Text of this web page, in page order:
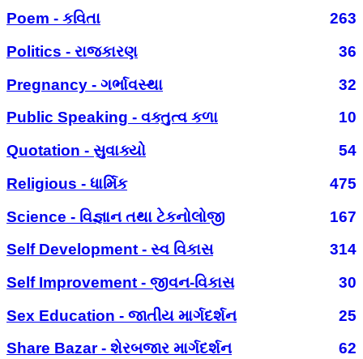
Poem - કવિતા
263
Politics - રાજકારણ
36
Pregnancy - ગર્ભાવસ્થા
32
Public Speaking - વક્તુત્વ કળા
10
Quotation - સુવાક્યો
54
Religious - ધાર્મિક
475
Science - વિજ્ઞાન તથા ટેકનોલોજી
167
Self Development - સ્વ વિકાસ
314
Self Improvement - જીવન-વિકાસ
30
Sex Education - જાતીય માર્ગદર્શન
25
Share Bazar - શેરબજાર માર્ગદર્શન
62